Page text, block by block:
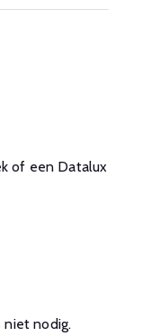
of een Datalux
nodig.